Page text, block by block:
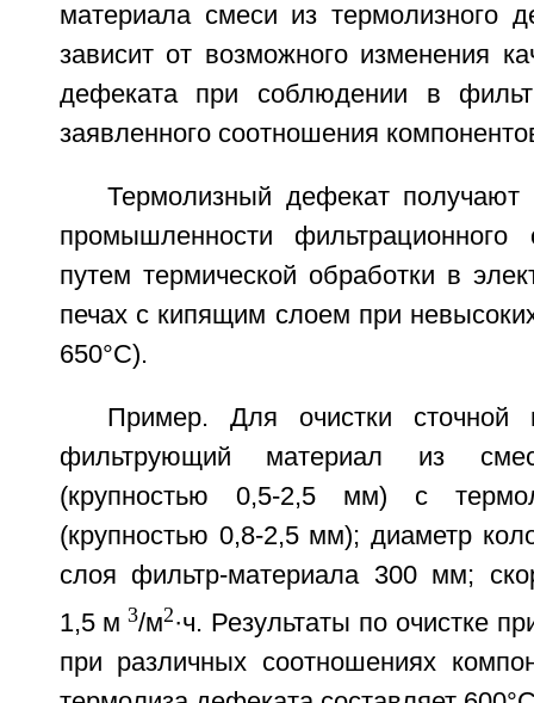
материала смеси из термолизного
зависит от возможного изменения
дефеката при соблюдении в
заявленного соотношения
Термолизный дефекат получают
промышленности
путем термической обработки в
печах с кипящим слоем при
650°С).
Пример. Для очистки сточной
фильтрующий материал из
(крупностью 0,5-2,5 мм) с
(крупностью 0,8-2,5 мм); диаметр
слоя фильтр-материала 300 мм;
1,5 м 3/м2·ч. Результаты по очистке
при различных соотношениях